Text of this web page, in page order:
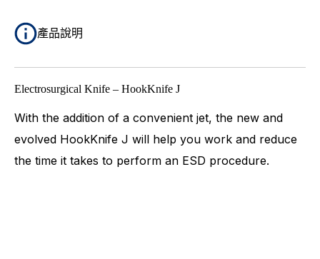
產品說明
Electrosurgical Knife – HookKnife J
With the addition of a convenient jet, the new and
evolved HookKnife J will help you work and reduce
the time it takes to perform an ESD procedure.